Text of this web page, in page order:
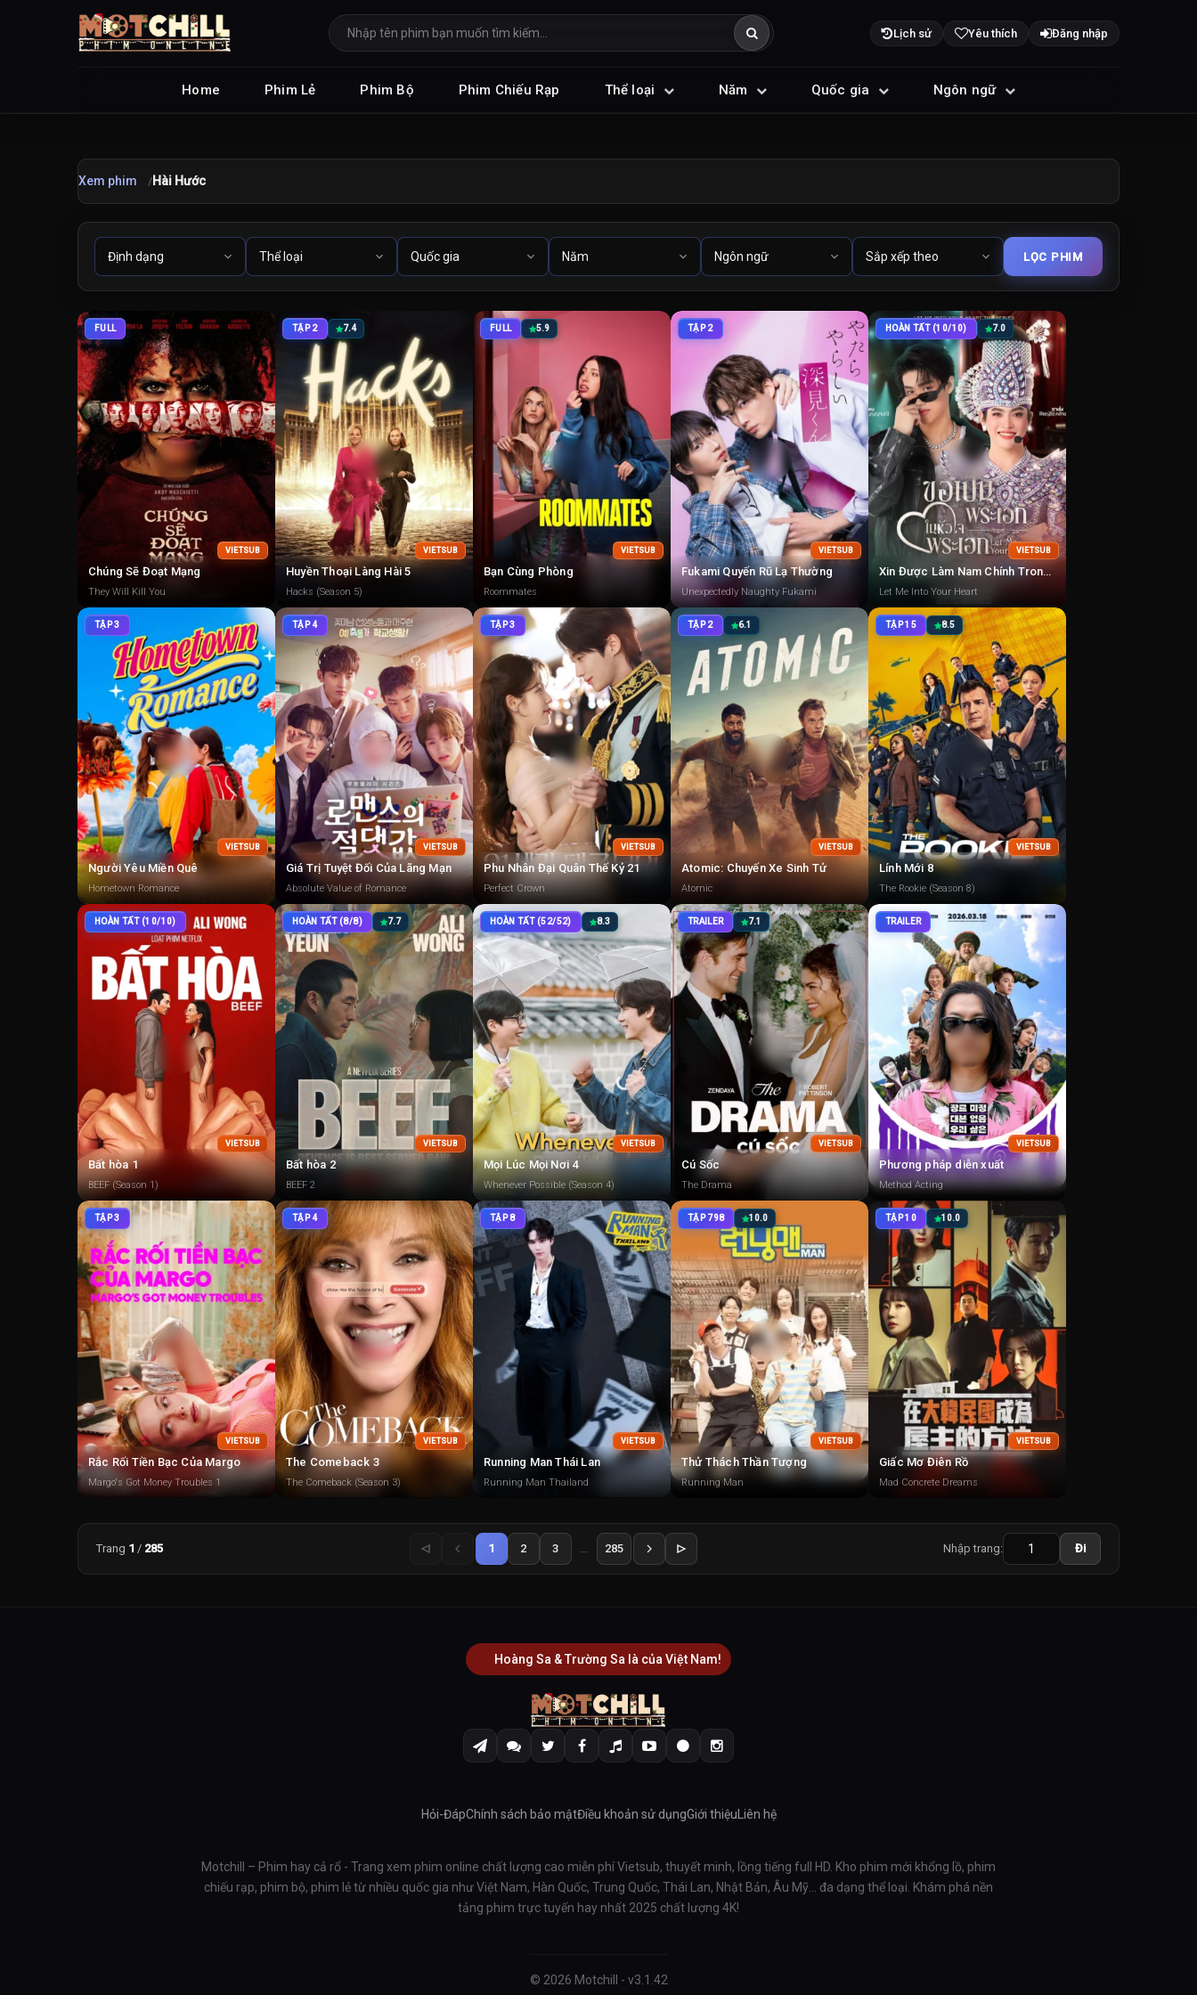
Lịch sử Yêu thích Đăng nhập
Home Phim Lẻ Phim Bộ Phim Chiếu Rạp Thể loại Năm Quốc gia Ngôn ngữ
Xem phim Hài Hước
FULL
VIETSUB
Chúng Sẽ Đoạt Mạng
They Will Kill You
TẬP 2 7.4
VIETSUB
Huyền Thoại Làng Hài 5
Hacks (Season 5)
FULL 5.9
VIETSUB
Bạn Cùng Phòng
Roommates
TẬP 2
VIETSUB
Fukami Quyến Rũ Lạ Thường
Unexpectedly Naughty Fukami
HOÀN TẤT (10/10) 7.0
VIETSUB
Xin Được Làm Nam Chính Trong Trái Tim Nam Chính
Let Me Into Your Heart
TẬP 3
VIETSUB
Người Yêu Miền Quê
Hometown Romance
TẬP 4
VIETSUB
Giá Trị Tuyệt Đối Của Lãng Mạn
Absolute Value of Romance
TẬP 3
VIETSUB
Phu Nhân Đại Quân Thế Kỷ 21
Perfect Crown
TẬP 2 6.1
VIETSUB
Atomic: Chuyến Xe Sinh Tử
Atomic
TẬP 15 8.5
VIETSUB
Lính Mới 8
The Rookie (Season 8)
HOÀN TẤT (10/10)
VIETSUB
Bất hòa 1
BEEF (Season 1)
HOÀN TẤT (8/8) 7.7
VIETSUB
Bất hòa 2
BEEF 2
HOÀN TẤT (52/52) 8.3
VIETSUB
Mọi Lúc Mọi Nơi 4
Whenever Possible (Season 4)
TRAILER 7.1
VIETSUB
Cú Sốc
The Drama
TRAILER
VIETSUB
Phương pháp diễn xuất
Method Acting
TẬP 3
VIETSUB
Rắc Rối Tiền Bạc Của Margo
Margo's Got Money Troubles 1
TẬP 4
VIETSUB
The Comeback 3
The Comeback (Season 3)
TẬP 8
VIETSUB
Running Man Thái Lan
Running Man Thailand
TẬP 798 10.0
VIETSUB
Thử Thách Thần Tượng
Running Man
TẬP 10 10.0
VIETSUB
Giấc Mơ Điên Rồ
Mad Concrete Dreams
Trang 1 / 285 1 2 3 ... 285 Nhập trang: Đi
Hoàng Sa & Trường Sa là của Việt Nam!
Hỏi-ĐápChính sách bảo mậtĐiều khoản sử dụngGiới thiệu Liên hệ
Motchill – Phim hay cả rổ - Trang xem phim online chất lượng cao miễn phí Vietsub, thuyết minh, lồng tiếng full HD. Kho phim mới khổng lồ, phim
chiếu rạp, phim bộ, phim lẻ từ nhiều quốc gia như Việt Nam, Hàn Quốc, Trung Quốc, Thái Lan, Nhật Bản, Âu Mỹ… đa dạng thể loại. Khám phá nền
tảng phim trực tuyến hay nhất 2025 chất lượng 4K!
© 2026 Motchill - v3.1.42